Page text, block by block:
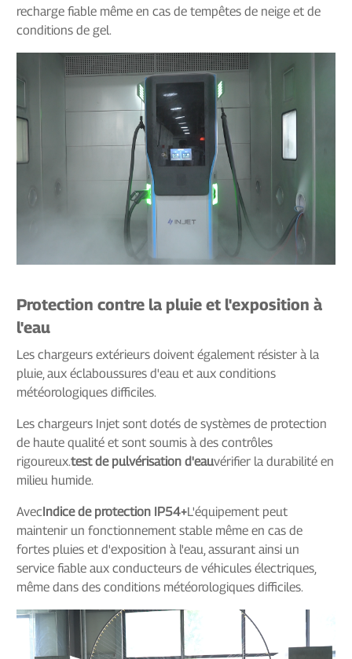
recharge fiable même en cas de tempêtes de neige et de
conditions de gel.
Protection contre la pluie et l'exposition à
l'eau
Les chargeurs extérieurs doivent également résister à la
pluie, aux éclaboussures d'eau et aux conditions
météorologiques difficiles.
Les chargeurs Injet sont dotés de systèmes de protection
de haute qualité et sont soumis à des contrôles
rigoureux.test de pulvérisation d'eauvérifier la durabilité en
milieu humide.
AvecIndice de protection IP54+L'équipement peut
maintenir un fonctionnement stable même en cas de
fortes pluies et d'exposition à l'eau, assurant ainsi un
service fiable aux conducteurs de véhicules électriques,
même dans des conditions météorologiques difficiles.